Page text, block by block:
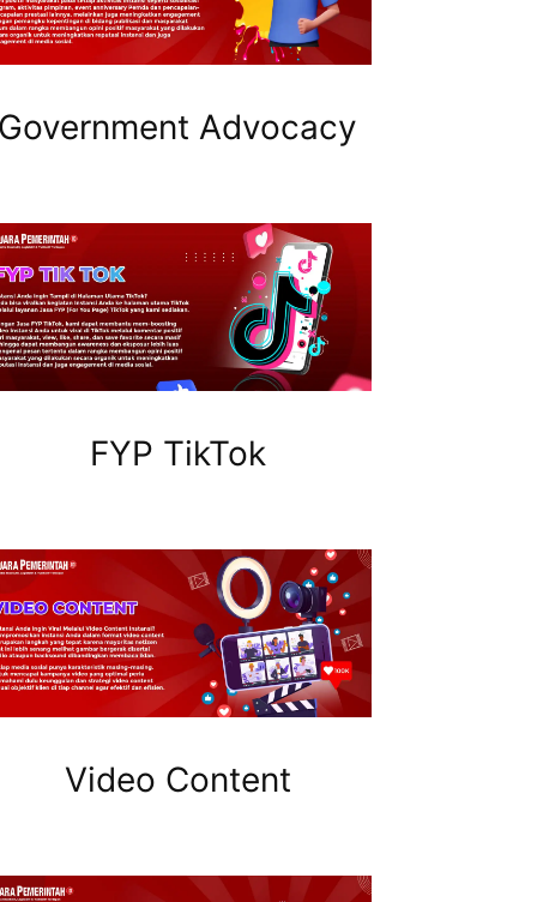
Advocacy
FYP TikTok
Video Content